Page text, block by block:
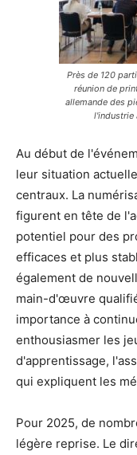
Près de 120
réunion de
allemande des
l'industrie
Au début de
leur situation
centraux. La
figurent en tête de
potentiel pour des
efficaces et plus
également de
main-d'œuvre
importance à
enthousiasmer les
d'apprentissage,
qui expliquent les
Pour 2025, de
légère reprise. Le